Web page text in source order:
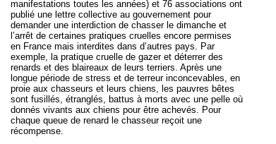
manifestations toutes les années) et 76 associations ont
publié une lettre collective au gouvernement pour
demander une interdiction de chasser le dimanche et
l’arrêt de certaines pratiques cruelles encore permises
en France mais interdites dans d’autres pays. Par
exemple, la pratique cruelle de gazer et déterrer des
renards et des blaireaux de leurs terriers. Après une
longue période de stress et de terreur inconcevables, en
proie aux chasseurs et leurs chiens, les pauvres bêtes
sont fusillés, étranglés, battus à morts avec une pelle où
donnés vivants aux chiens pour être achevés. Pour
chaque queue de renard le chasseur reçoit une
récompense.